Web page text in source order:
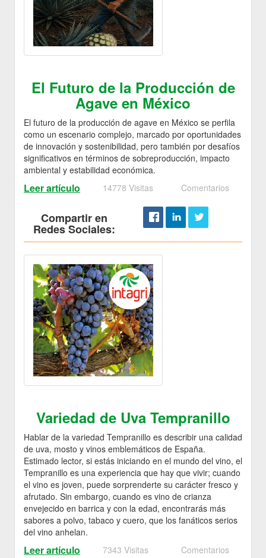
El Futuro de la Producción de
Agave en México
El futuro de la producción de agave en México se perfila
como un escenario complejo, marcado por oportunidades
de innovación y sostenibilidad, pero también por desafíos
significativos en términos de sobreproducción, impacto
ambiental y estabilidad económica.
Leer artículo 14778 Visitas Comentarios
Compartir en
Redes Sociales:
Variedad de Uva Tempranillo
Hablar de la variedad Tempranillo es describir una calidad
de uva, mosto y vinos emblemáticos de España.
Estimado lector, si estás iniciando en el mundo del vino, el
Tempranillo es una experiencia que hay que vivir; cuando
el vino es joven, puede sorprenderte su carácter fresco y
afrutado. Sin embargo, cuando es vino de crianza
envejecido en barrica y con la edad, encontrarás más
sabores a polvo, tabaco y cuero, que los fanáticos serios
del vino anhelan.
Leer artículo 7343 Visitas Comentarios